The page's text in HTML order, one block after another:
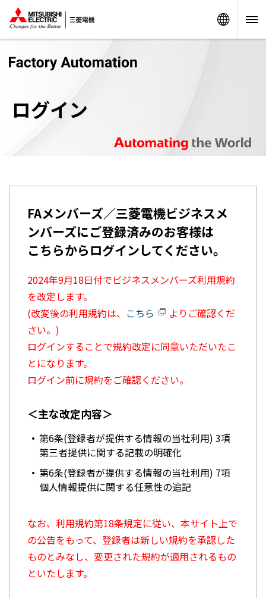
ログイン
FAメンバーズ／三菱電機ビジネスメ
ンバーズにご登録済みのお客様は
こちらからログインしてください。
2024年9月18日付でビジネスメンバーズ利用規約
を改定します。
(改変後の利用規約は、 こちら
よりご確認くだ
さい。)
ログインすることで規約改定に同意いただいたこ
とになります。
ログイン前に規約をご確認ください。
＜主な改定内容＞
第6条(登録者が提供する情報の当社利用) 3項
第三者提供に関する記載の明確化
第6条(登録者が提供する情報の当社利用) 7項
個人情報提供に関する任意性の追記
なお、利用規約第18条規定に従い、本サイト上で
の公告をもって、登録者は新しい規約を承認した
ものとみなし、変更された規約が適用されるもの
といたします。